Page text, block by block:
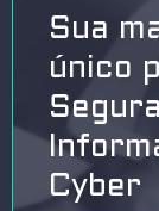
Sua
único
Cyber